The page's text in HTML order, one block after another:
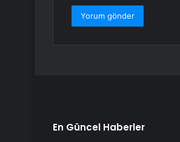
En Güncel Haberler